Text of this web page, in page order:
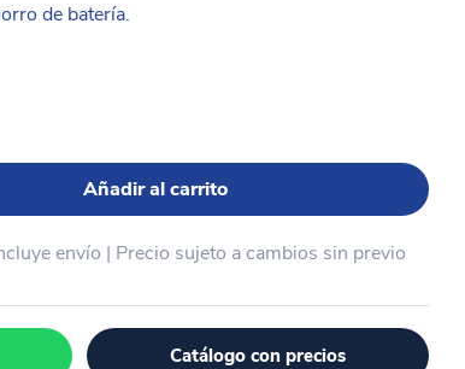
de batería.
Añadir al carrito
envío | Precio sujeto a cambios sin previo
Catálogo con precios